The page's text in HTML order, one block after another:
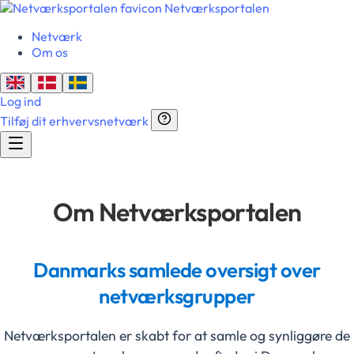
Netværksportalen
Netværk
Om os
Log ind
Tilføj dit erhvervsnetværk
Om Netværksportalen
Danmarks samlede oversigt over
netværksgrupper
Netværksportalen er skabt for at samle og synliggøre de